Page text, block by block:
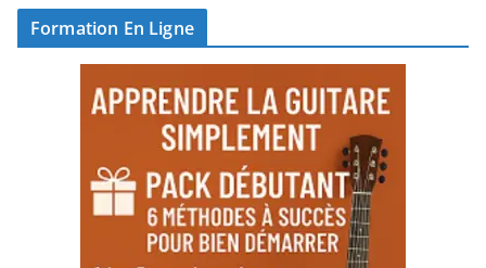
Formation En Ligne